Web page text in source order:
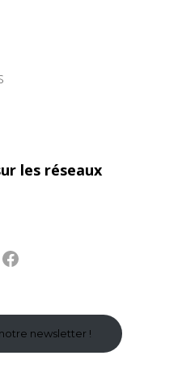
les réseaux
Facebook
newsletter !